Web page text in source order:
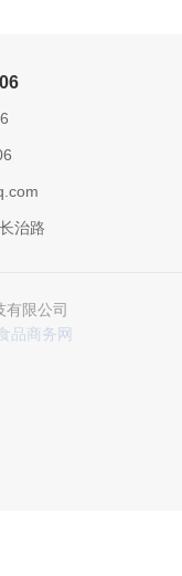
治路
限公司
品商务网